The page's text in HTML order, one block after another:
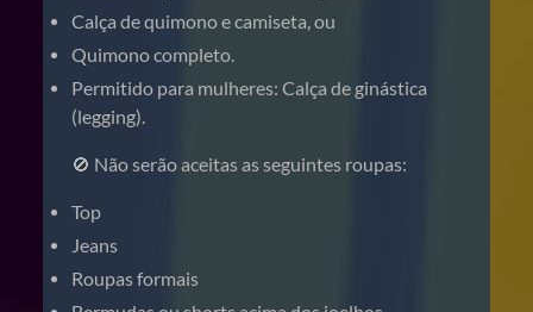
Calça de quimono e camiseta, ou
Quimono completo.
Permitido para mulheres: Calça de ginástica
(legging).
🚫 Não serão aceitas as seguintes roupas:
Top
Jeans
Roupas formais